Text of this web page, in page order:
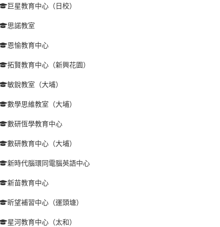
巨星教育中心（日校）
思諾教室
恩愉教育中心
拓賢教育中心（新興花園）
敏銳教室（大埔）
數學思維教室（大埔）
數研恆學教育中心
數研教育中心（大埔）
新時代腦環同電腦英語中心
新苗教育中心
昕望補習中心（運頭塘）
星河教育中心（太和）